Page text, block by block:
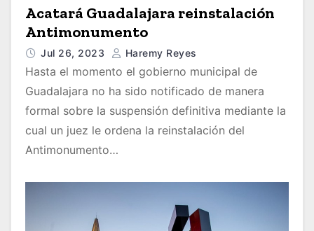
Acatará Guadalajara reinstalación
Antimonumento
Jul 26, 2023 Haremy Reyes
Hasta el momento el gobierno municipal de
Guadalajara no ha sido notificado de manera
formal sobre la suspensión definitiva mediante la
cual un juez le ordena la reinstalación del
Antimonumento…